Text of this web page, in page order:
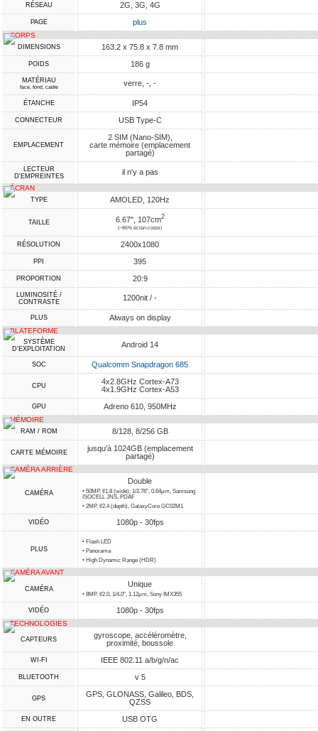
RÉSEAU 2G, 3G, 4G
PAGE plus
CORPS
DIMENSIONS 163.2 x 75.8 x 7.8 mm
POIDS 186 g
MATÉRIAU
face, fond, cadre verre, -, -
ÉTANCHE IP54
CONNECTEUR USB Type-C
EMPLACEMENT
2 SIM (Nano-SIM),
carte mémoire (emplacement
partagé)
LECTEUR
D'EMPREINTES
il n'y a pas
ÉCRAN
TYPE AMOLED, 120Hz
TAILLE 6.67", 107cm2
(~86% écran-corps)
RÉSOLUTION 2400x1080
PPI 395
PROPORTION 20:9
LUMINOSITÉ /
CONTRASTE
1200nit / -
PLUS Always on display
PLATEFORME
SYSTÈME
D'EXPLOITATION
Android 14
SOC Qualcomm Snapdragon 685
CPU
4x2.8GHz Cortex-A73
4x1.9GHz Cortex-A53
GPU Adreno 610, 950MHz
MÉMOIRE
RAM / ROM 8/128, 8/256 GB
CARTE MÉMOIRE
jusqu'à 1024GB (emplacement
partagé)
CAMÉRA ARRIÈRE
CAMÉRA
Double
• 50MP, f/1.8 (wide), 1/2.76", 0.64µm, Samsung
ISOCELL JNS, PDAF
• 2MP, f/2.4 (depth), GalaxyCore GC02M1
VIDÉO 1080p - 30fps
PLUS
• Flash LED
• Panorama
• High Dynamic Range (HDR)
CAMÉRA AVANT
CAMÉRA
Unique
• 8MP, f/2.0, 1/4.0", 1.12µm, Sony IMX355
VIDÉO 1080p - 30fps
TECHNOLOGIES
CAPTEURS
gyroscope, accéléromètre,
proximité, boussole
WI-FI IEEE 802.11 a/b/g/n/ac
BLUETOOTH v 5
GPS
GPS, GLONASS, Galileo, BDS,
QZSS
EN OUTRE
USB OTG